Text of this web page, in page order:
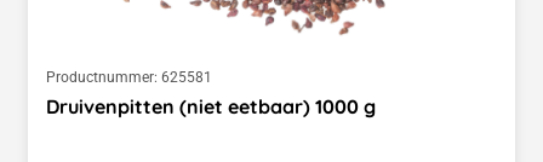
Productnummer: 625581
Druivenpitten (niet eetbaar) 1000 g